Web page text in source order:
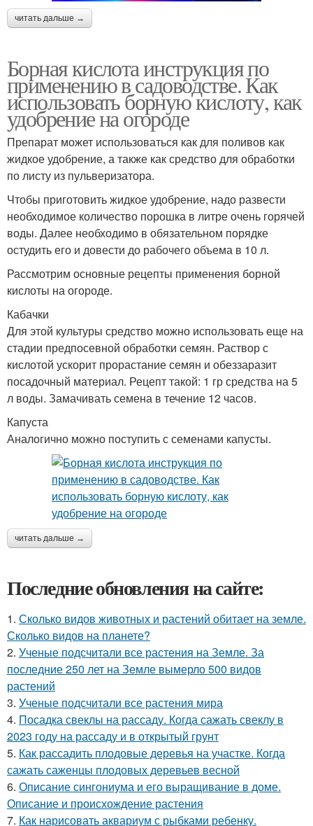
читать дальше →
Борная кислота инструкция по
применению в садоводстве. Как
использовать борную кислоту, как
удобрение на огороде
Препарат может использоваться как для поливов как
жидкое удобрение, а также как средство для обработки
по листу из пульверизатора.
Чтобы приготовить жидкое удобрение, надо развести
необходимое количество порошка в литре очень горячей
воды. Далее необходимо в обязательном порядке
остудить его и довести до рабочего объема в 10 л.
Рассмотрим основные рецепты применения борной
кислоты на огороде.
Кабачки
Для этой культуры средство можно использовать еще на
стадии предпосевной обработки семян. Раствор с
кислотой ускорит прорастание семян и обеззаразит
посадочный материал. Рецепт такой: 1 гр средства на 5
л воды. Замачивать семена в течение 12 часов.
Капуста
Аналогично можно поступить с семенами капусты.
читать дальше →
Последние обновления на сайте:
1. Сколько видов животных и растений обитает на земле.
Сколько видов на планете?
2. Ученые подсчитали все растения на Земле. За
последние 250 лет на Земле вымерло 500 видов
растений
3. Ученые подсчитали все растения мира
4. Посадка свеклы на рассаду. Когда сажать свеклу в
2023 году на рассаду и в открытый грунт
5. Как рассадить плодовые деревья на участке. Когда
сажать саженцы плодовых деревьев весной
6. Описание сингониума и его выращивание в доме.
Описание и происхождение растения
7. Как нарисовать аквариум с рыбками ребенку.